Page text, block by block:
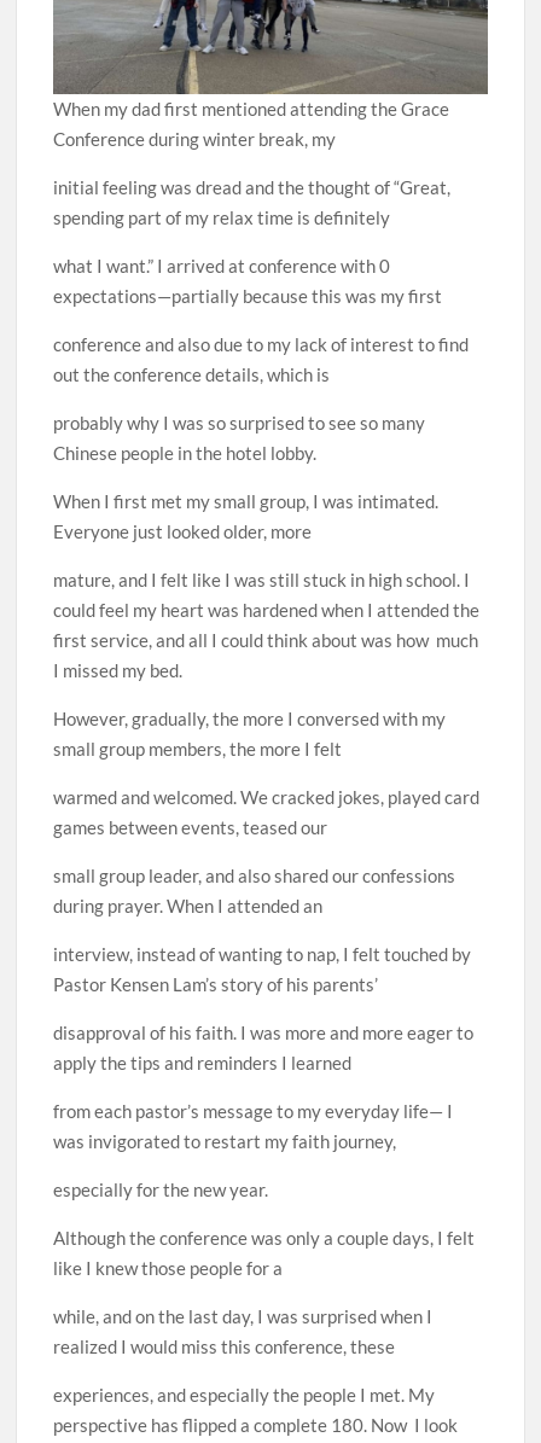
When my dad first mentioned attending the Grace
Conference during winter break, my
initial feeling was dread and the thought of “Great,
spending part of my relax time is definitely
what I want.” I arrived at conference with 0
expectations—partially because this was my first
conference and also due to my lack of interest to find
out the conference details, which is
probably why I was so surprised to see so many
Chinese people in the hotel lobby.
When I first met my small group, I was intimated.
Everyone just looked older, more
mature, and I felt like I was still stuck in high school. I
could feel my heart was hardened when I attended the
first service, and all I could think about was how much
I missed my bed.
However, gradually, the more I conversed with my
small group members, the more I felt
warmed and welcomed. We cracked jokes, played card
games between events, teased our
small group leader, and also shared our confessions
during prayer. When I attended an
interview, instead of wanting to nap, I felt touched by
Pastor Kensen Lam’s story of his parents’
disapproval of his faith. I was more and more eager to
apply the tips and reminders I learned
from each pastor’s message to my everyday life— I
was invigorated to restart my faith journey,
especially for the new year.
Although the conference was only a couple days, I felt
like I knew those people for a
while, and on the last day, I was surprised when I
realized I would miss this conference, these
experiences, and especially the people I met. My
perspective has flipped a complete 180. Now I look